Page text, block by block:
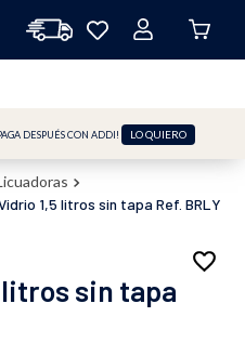
DESPUÉS CON ADDI! LO QUIERO
1,5 litros sin tapa Ref. BRLY
litros sin tapa